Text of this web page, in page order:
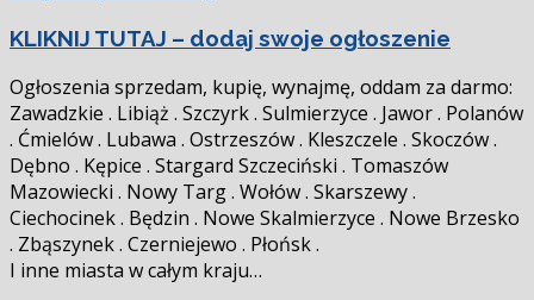
KLIKNIJ TUTAJ – dodaj swoje ogłoszenie
Ogłoszenia sprzedam, kupię, wynajmę, oddam za darmo:
Zawadzkie . Libiąż . Szczyrk . Sulmierzyce . Jawor . Polanów
. Ćmielów . Lubawa . Ostrzeszów . Kleszczele . Skoczów .
Dębno . Kępice . Stargard Szczeciński . Tomaszów
Mazowiecki . Nowy Targ . Wołów . Skarszewy .
Ciechocinek . Będzin . Nowe Skalmierzyce . Nowe Brzesko
. Zbąszynek . Czerniejewo . Płońsk .
I inne miasta w całym kraju…